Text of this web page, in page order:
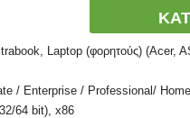
Laptop (φορητούς) (Acer,
/ Enterprise / Professional/
64 bit), x86